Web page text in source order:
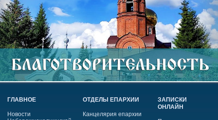
ГЛАВНОЕ
Новости
ОТДЕЛЫ ЕПАРХИИ
Канцелярия епархии
ЗАПИСКИ
ОНЛАЙН